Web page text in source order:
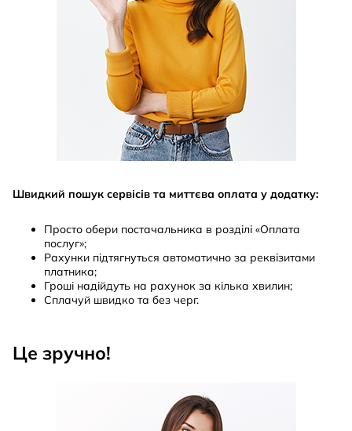
Швидкий пошук сервісів та миттєва оплата у додатку:
Просто обери постачальника в розділі «Оплата
послуг»;
Рахунки підтягнуться автоматично за реквізитами
платника;
Гроші надійдуть на рахунок за кілька хвилин;
Сплачуй швидко та без черг.
Це зручно!